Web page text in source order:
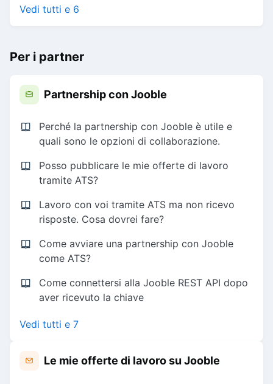
Vedi tutti e 6
Per i partner
Partnership con Jooble
Perché la partnership con Jooble è utile e
quali sono le opzioni di collaborazione.
Posso pubblicare le mie offerte di lavoro
tramite ATS?
Lavoro con voi tramite ATS ma non ricevo
risposte. Cosa dovrei fare?
Come avviare una partnership con Jooble
come ATS?
Come connettersi alla Jooble REST API dopo
aver ricevuto la chiave
Vedi tutti e 7
Le mie offerte di lavoro su Jooble